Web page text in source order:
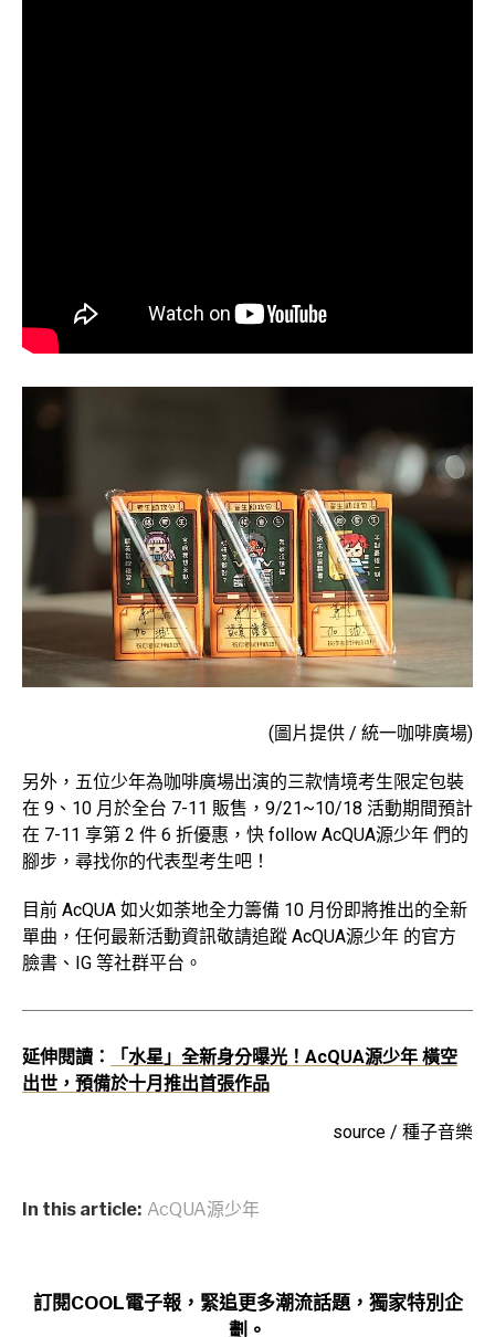
(圖片提供 / 統一咖啡廣場)
另外，五位少年為咖啡廣場出演的三款情境考生限定包裝
在 9、10 月於全台 7-11 販售，9/21~10/18 活動期間預計
在 7-11 享第 2 件 6 折優惠，快 follow AcQUA源少年 們的
腳步，尋找你的代表型考生吧！
目前 AcQUA 如火如荼地全力籌備 10 月份即將推出的全新
單曲，任何最新活動資訊敬請追蹤 AcQUA源少年 的官方
臉書、IG 等社群平台。
延伸閱讀：
「水星」全新身分曝光！AcQUA源少年 橫空
出世，預備於十月推出首張作品
source / 種子音樂
In this article: AcQUA源少年
訂閱COOL電子報，緊追更多潮流話題，獨家特別企
劃。